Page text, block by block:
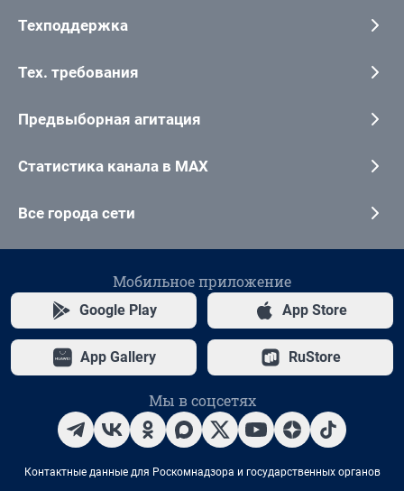
Техподдержка
Тех. требования
Предвыборная агитация
Статистика канала в MAX
Все города сети
Мобильное приложение
Google Play App Store
App Gallery RuStore
Мы в соцсетях
Контактные данные для Роскомнадзора и государственных органов